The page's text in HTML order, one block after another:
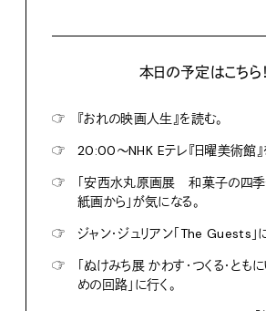
本日の予定はこちら！
☞
『おれの映画人生』を読む。
☞
20:00〜NHK Eテレ『日曜美術館』
☞
「安西水丸原画展 和菓子の四季
紙画から」が気になる。
☞
ジャン・ジュリアン「The Guests」
☞
「ぬけみち展 かわす・つくる・とも
めの回路」に行く。